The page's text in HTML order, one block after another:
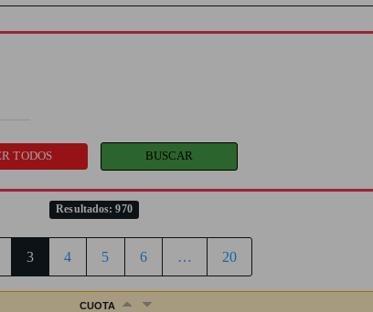
Resultados: 970
3 4 5 6 … 20
CUOTA